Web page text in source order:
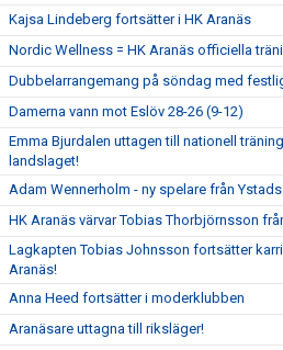
Kajsa Lindeberg fortsätter i HK Aranäs
Nordic Wellness = HK Aranäs officiella
Dubbelarrangemang på söndag med
Damerna vann mot Eslöv 28-26 (9-12)
Emma Bjurdalen uttagen till nationell
landslaget!
Adam Wennerholm - ny spelare från Ystads
HK Aranäs värvar Tobias Thorbjörnsson
Lagkapten Tobias Johnsson fortsätter
Aranäs!
Anna Heed fortsätter i moderklubben
Aranäsare uttagna till riksläger!